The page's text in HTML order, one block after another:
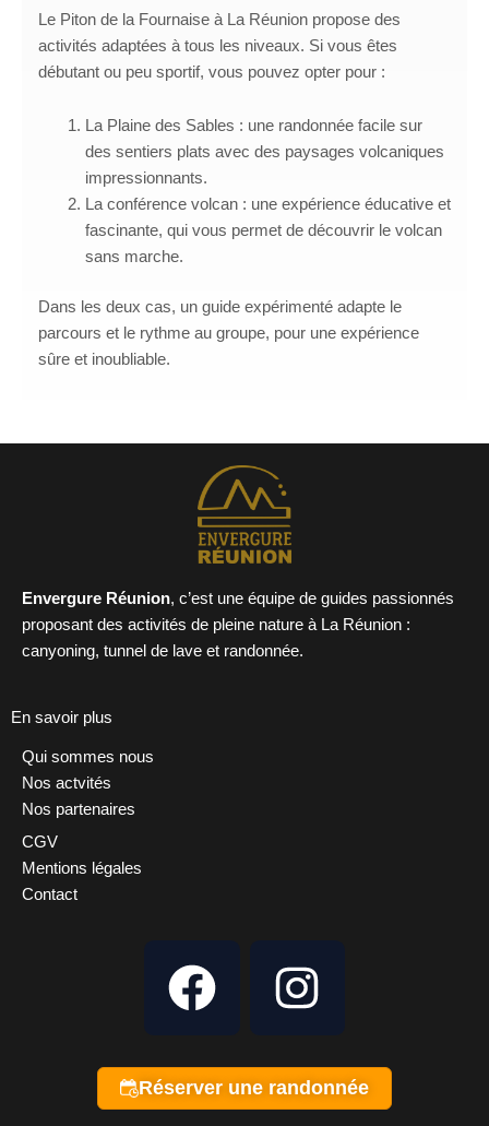
Réserver une randonnée
Le Piton de la Fournaise à La Réunion propose des
activités adaptées à tous les niveaux. Si vous êtes
débutant ou peu sportif, vous pouvez opter pour :
La Plaine des Sables : une randonnée facile sur
des sentiers plats avec des paysages volcaniques
impressionnants.
La conférence volcan : une expérience éducative et
fascinante, qui vous permet de découvrir le volcan
sans marche.
Dans les deux cas, un guide expérimenté adapte le
parcours et le rythme au groupe, pour une expérience
sûre et inoubliable.
Envergure Réunion, c’est une équipe de guides passionnés
proposant des activités de pleine nature à La Réunion :
canyoning, tunnel de lave et randonnée.
En savoir plus
Qui sommes nous
Nos actvités
Nos partenaires
CGV
Mentions légales
Contact
F
a
c
e
I
n
s
t